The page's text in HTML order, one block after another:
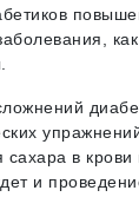
сахара в
и